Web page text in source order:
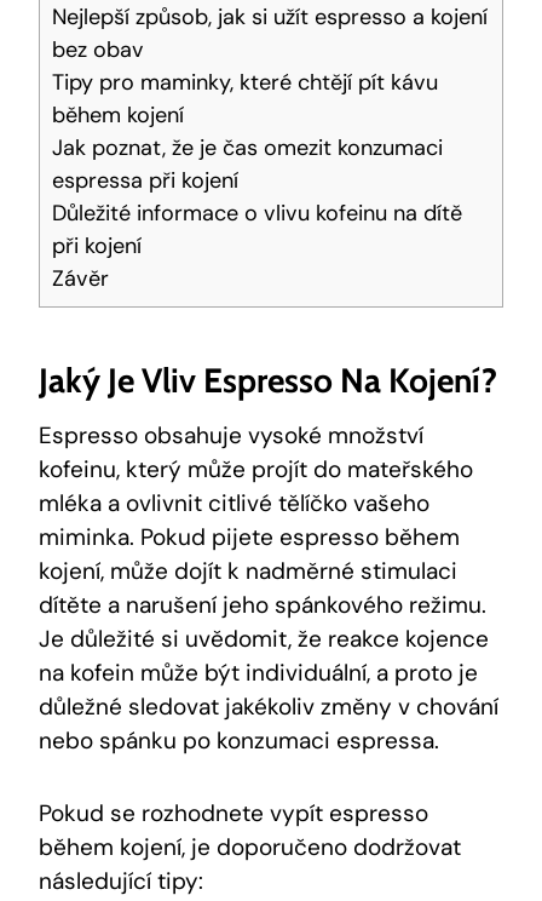
Nejlepší způsob, jak si užít espresso a kojení
bez obav
Tipy pro maminky, které chtějí pít kávu
během kojení
Jak poznat, že je čas omezit konzumaci
espressa při kojení
Důležité informace o vlivu kofeinu na dítě
při kojení
Závěr
Jaký Je Vliv Espresso Na Kojení?
Espresso obsahuje vysoké množství
kofeinu, který může projít do mateřského
mléka a ovlivnit citlivé tělíčko vašeho
miminka. Pokud pijete espresso během
kojení, může dojít k nadměrné stimulaci
dítěte a narušení jeho spánkového režimu.
Je důležité si uvědomit, že reakce kojence
na kofein může být individuální, a proto je
důležné sledovat jakékoliv změny v chování
nebo spánku po konzumaci espressa.
Pokud se rozhodnete vypít espresso
během kojení, je doporučeno dodržovat
následující tipy: